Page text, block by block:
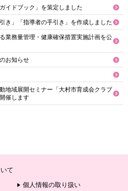
イドブック」を策定しました
き」「指導者の手引き」を作成しました
業務量管理・健康確保措置実施計画を公
お知らせ
地域展開セミナー「大村市育成会クラブ
催します
て
個人情報の取り扱い